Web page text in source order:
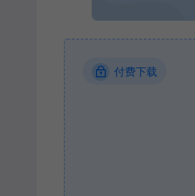
付费下载